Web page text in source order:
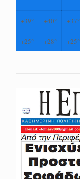
+39° +40° +37°
+25° +28° +25°